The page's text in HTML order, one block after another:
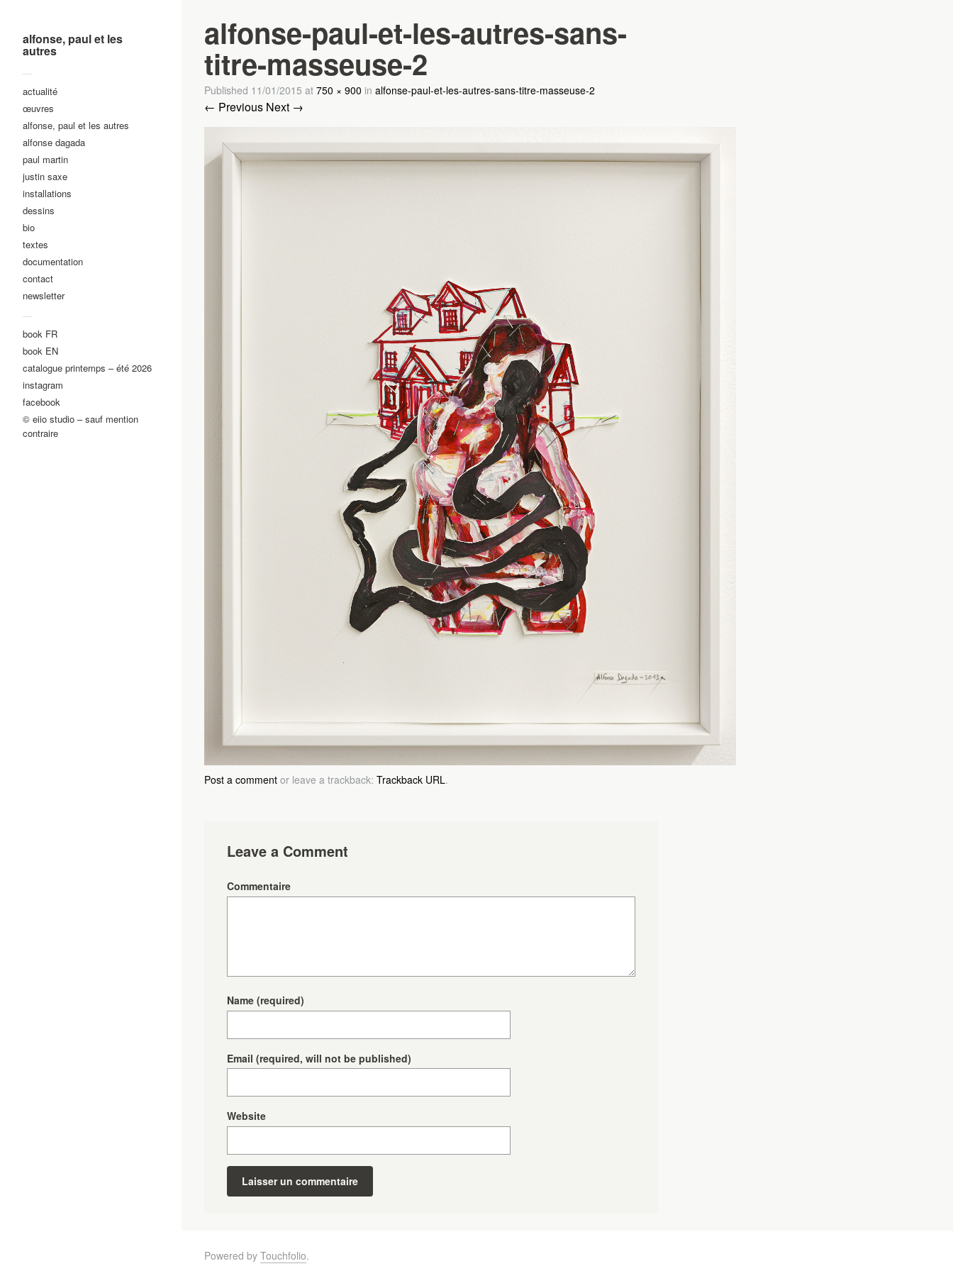
alfonse, paul et les
autres
—
actualité
œuvres
alfonse, paul et les autres
alfonse dagada
paul martin
justin saxe
installations
dessins
bio
textes
documentation
contact
newsletter
—
book FR
book EN
catalogue printemps – été 2026
instagram
facebook
© eiio studio – sauf mention
contraire
alfonse-paul-et-les-autres-sans-
titre-masseuse-2
Published 11/01/2015 at 750 × 900 in alfonse-paul-et-les-autres-sans-titre-masseuse-2
← Previous Next →
Post a comment or leave a trackback: Trackback URL.
Leave a Comment
Commentaire
Name (required)
Email (required, will not be published)
Website
Powered by Touchfolio.